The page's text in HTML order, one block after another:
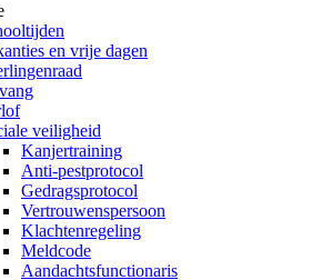
en vrije dagen
veiligheid
Kanjertraining
Anti-pestprotocol
Gedragsprotocol
Vertrouwenspersoon
Klachtenregeling
Meldcode
Aandachtsfunctionaris